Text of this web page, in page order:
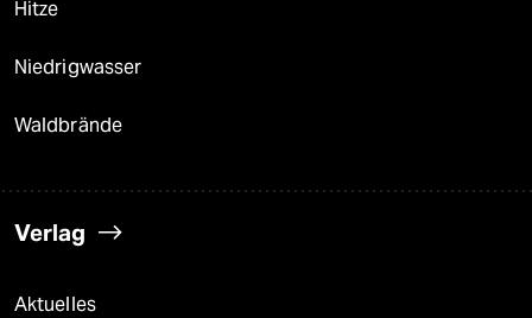
Hitze
Niedrigwasser
Waldbrände
Verlag
Aktuelles